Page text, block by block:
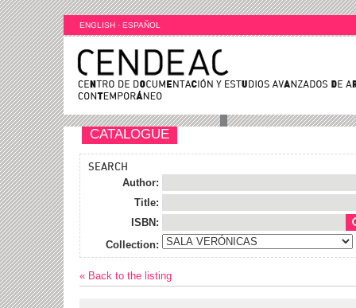
ENGLISH · ESPAÑOL
CATALOGUE
SEARCH
Author:
Title:
ISBN:
Collection:
« Back to the listing